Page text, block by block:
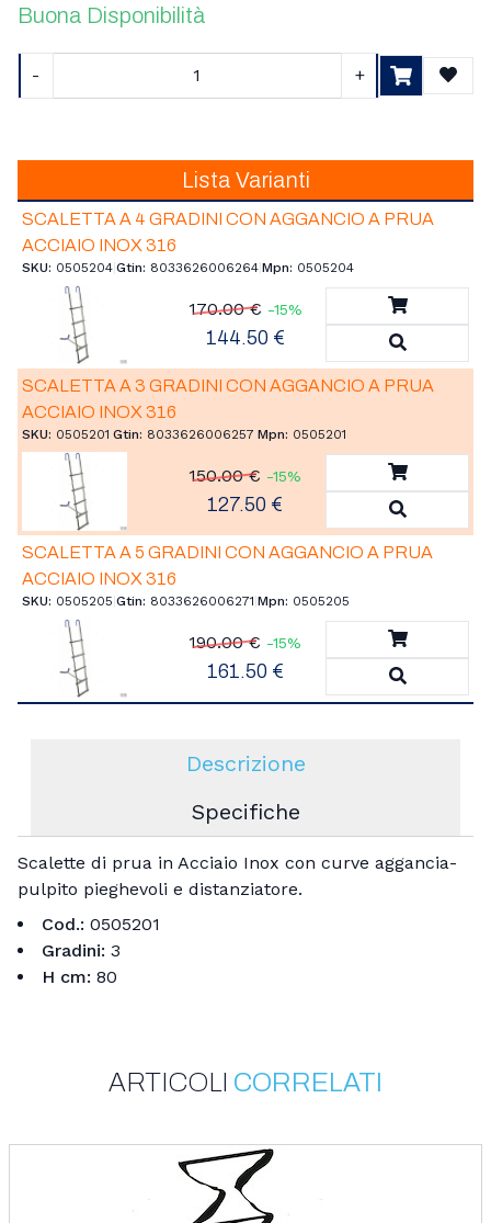
Buona Disponibilità
-
+
Lista Varianti
SCALETTA A 4 GRADINI CON AGGANCIO A PRUA
ACCIAIO INOX 316
SKU: 0505204 Gtin: 8033626006264 Mpn: 0505204
170.00 € -15%
144.50 €
Aggiungi
SCALETTA A 3 GRADINI CON AGGANCIO A PRUA
ACCIAIO INOX 316
SKU: 0505201 Gtin: 8033626006257 Mpn: 0505201
150.00 € -15%
127.50 €
Aggiungi
SCALETTA A 5 GRADINI CON AGGANCIO A PRUA
ACCIAIO INOX 316
SKU: 0505205 Gtin: 8033626006271 Mpn: 0505205
190.00 € -15%
161.50 €
Aggiungi
Descrizione
Specifiche
Scalette di prua in Acciaio Inox con curve aggancia-
pulpito pieghevoli e distanziatore.
Cod.: 0505201
Gradini: 3
H cm: 80
Mpn:
ARTICOLI CORRELATI